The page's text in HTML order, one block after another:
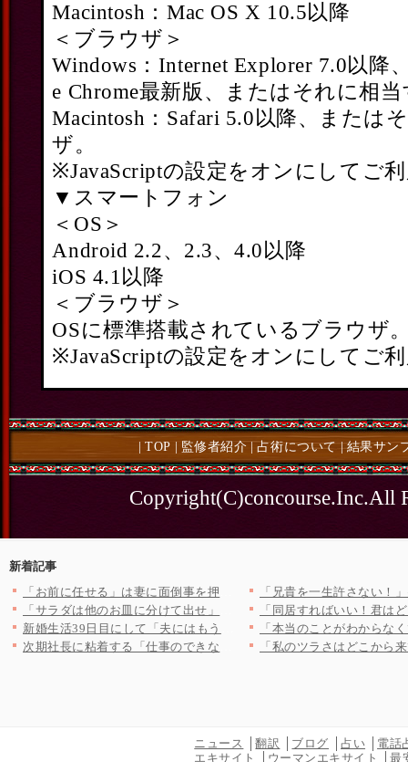
Macintosh：Mac OS X 10.5以降
＜ブラウザ＞
Windows：Internet Explorer 7.0以降
e Chrome最新版、またはそれに相
Macintosh：Safari 5.0以降、または
ザ。
※JavaScriptの設定をオンにしてご
▼スマートフォン
＜OS＞
Android 2.2、2.3、4.0以降
iOS 4.1以降
＜ブラウザ＞
OSに標準搭載されているブラウザ
※JavaScriptの設定をオンにしてご
|TOP 監修者紹介 |占術について |結果サン
Copyright(C)concourse.Inc.All
新着記事
ニュース 翻訳 ブログ 占い
電話
エキサイト
ウーマンエキサイト 最